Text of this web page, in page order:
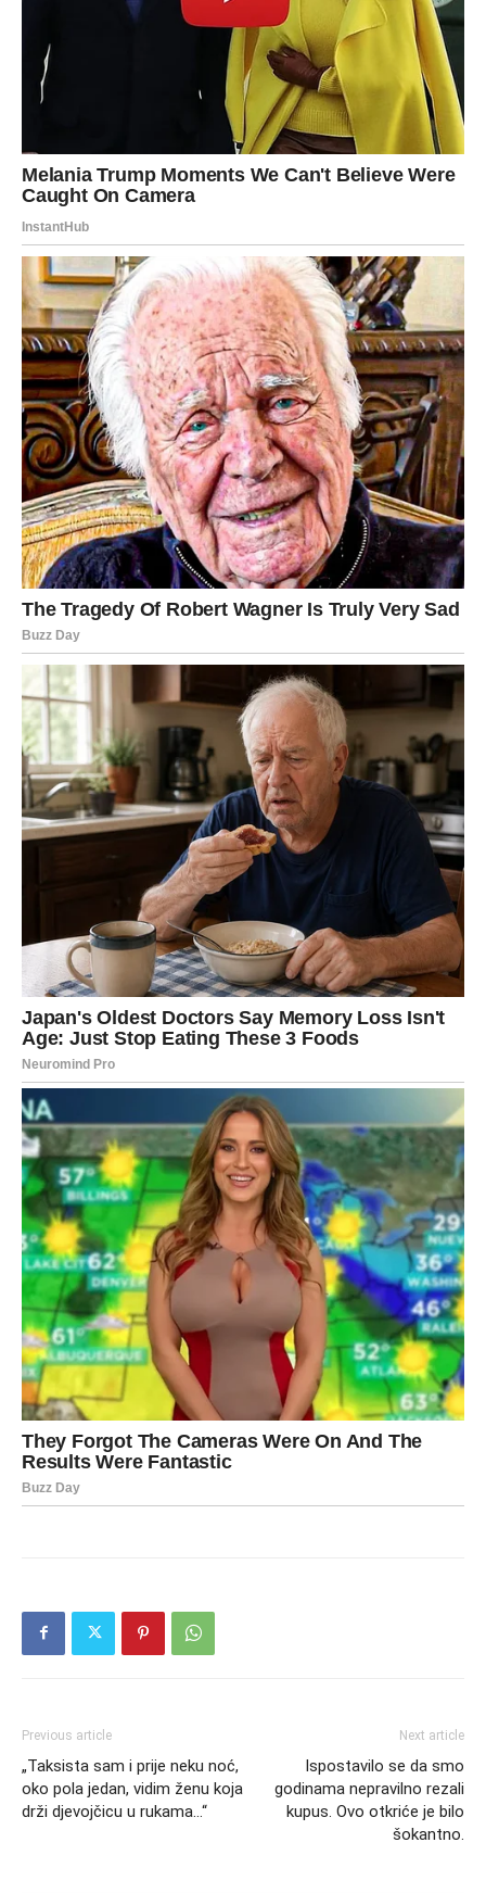
Previous article
„Taksista sam i prije neku noć,
oko pola jedan, vidim ženu koja
drži djevojčicu u rukama…“
Next article
Ispostavilo se da smo
godinama nepravilno rezali
kupus. Ovo otkriće je bilo
šokantno.